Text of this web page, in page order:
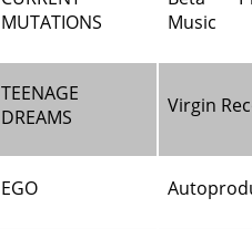
MUTATIONS
Music
TEENAGE
DREAMS
Virgin
EGO